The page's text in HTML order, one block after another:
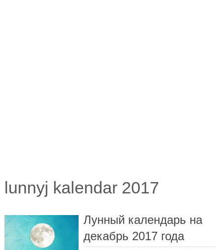
lunnyj kalendar 2017
Лунный календарь на
декабрь 2017 года